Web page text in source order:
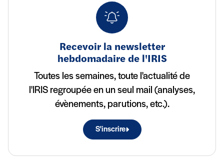
Recevoir la newsletter
hebdomadaire de l'IRIS
Toutes les semaines, toute l'actualité de
l'IRIS regroupée en un seul mail (analyses,
évènements, parutions, etc.).
S'inscrire